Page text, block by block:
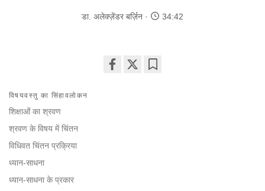
डा. अलेक्ज़ेंडर बर्ज़िन 34:42
विषयवस्तु का सिंहावलोकन
शिक्षाओं का श्रवण
श्रवण के विषय में चिंतन
विधिवत चिंतन प्रक्रिया
ध्यान-साधना
ध्यान-साधना के प्रकार